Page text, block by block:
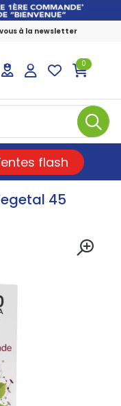
à la newsletter
pharmacie en
0
flash
45